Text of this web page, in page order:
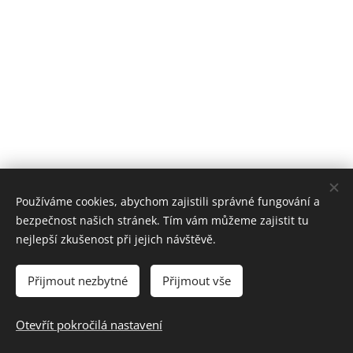
Cookies
Používáme cookies, abychom zajistili správné fungování a
bezpečnost našich stránek. Tím vám můžeme zajistit tu
nejlepší zkušenost při jejich návštěvě.
Přijmout nezbytné Přijmout vše
Otevřít pokročilá nastavení